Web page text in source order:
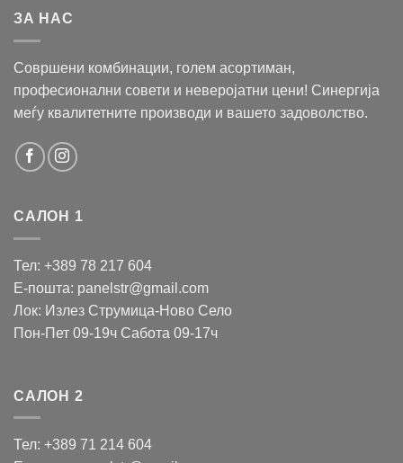
ЗА НАС
Совршени комбинации, голем асортиман,
професионални совети и неверојатни цени! Синергија
меѓу квалитетните производи и вашето задоволство.
САЛОН 1
Тел: +389 78 217 604
Е-пошта: panelstr@gmail.com
Лок: Излез Струмица-Ново Село
Пон-Пет 09-19ч Сабота 09-17ч
САЛОН 2
Тел: +389 71 214 604